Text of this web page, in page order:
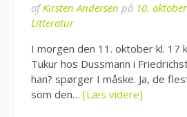
afKirsten Andersen på 10.
Litteratur
I morgen den 11. oktober kl. 17
Tukur hos Dussmann i
han? spørger I måske. Ja, de
som den… [Læs videre]